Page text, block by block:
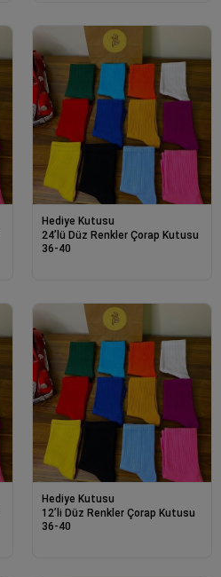
Hediye Kutusu
24’lü Düz Renkler Çorap Kutusu
36-40
Hediye Kutusu
12’li Düz Renkler Çorap Kutusu
36-40